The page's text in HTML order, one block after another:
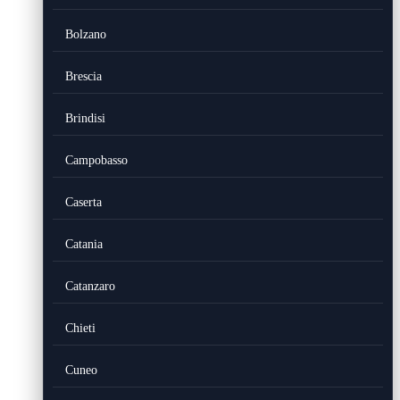
Bolzano
Brescia
Brindisi
Campobasso
Caserta
Catania
Catanzaro
Chieti
Cuneo